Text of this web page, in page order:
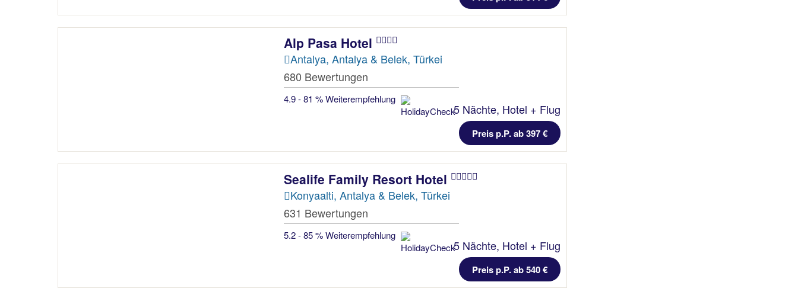
Alp Pasa Hotel
Antalya, Antalya & Belek, Türkei
680 Bewertungen
4.9 - 81 % Weiterempfehlung
5 Nächte, Hotel + Flug
Preis p.P. ab 397 €
Sealife Family Resort Hotel
Konyaalti, Antalya & Belek, Türkei
631 Bewertungen
5.2 - 85 % Weiterempfehlung
5 Nächte, Hotel + Flug
Preis p.P. ab 540 €